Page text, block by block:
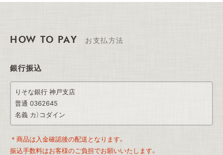
HOW TO PAY お支払方法
銀行振込
りそな銀行 神戸支店
普通 0362645
名義 カ）コダイン
＊商品は入金確認後の配送となります。
振込手数料はお客様のご負担でお願いいたします。